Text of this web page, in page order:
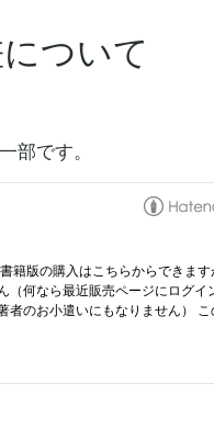
ついて
部です。